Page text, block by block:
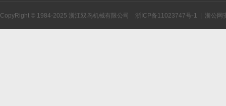
CopyRight © 1984-2025 浙江双鸟机械有限公司 浙ICP备11023747号-1 浙公网